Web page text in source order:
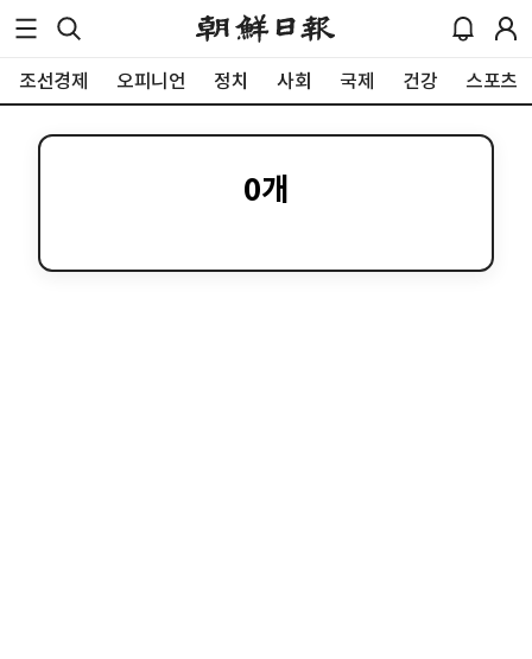
조선경제 오피니언 정치 사회 국제 건강 스포츠
0개